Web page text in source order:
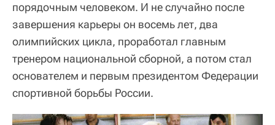
порядочным человеком. И не случайно после
завершения карьеры он восемь лет, два
олимпийских цикла, проработал главным
тренером национальной сборной, а потом стал
основателем и первым президентом Федерации
спортивной борьбы России.